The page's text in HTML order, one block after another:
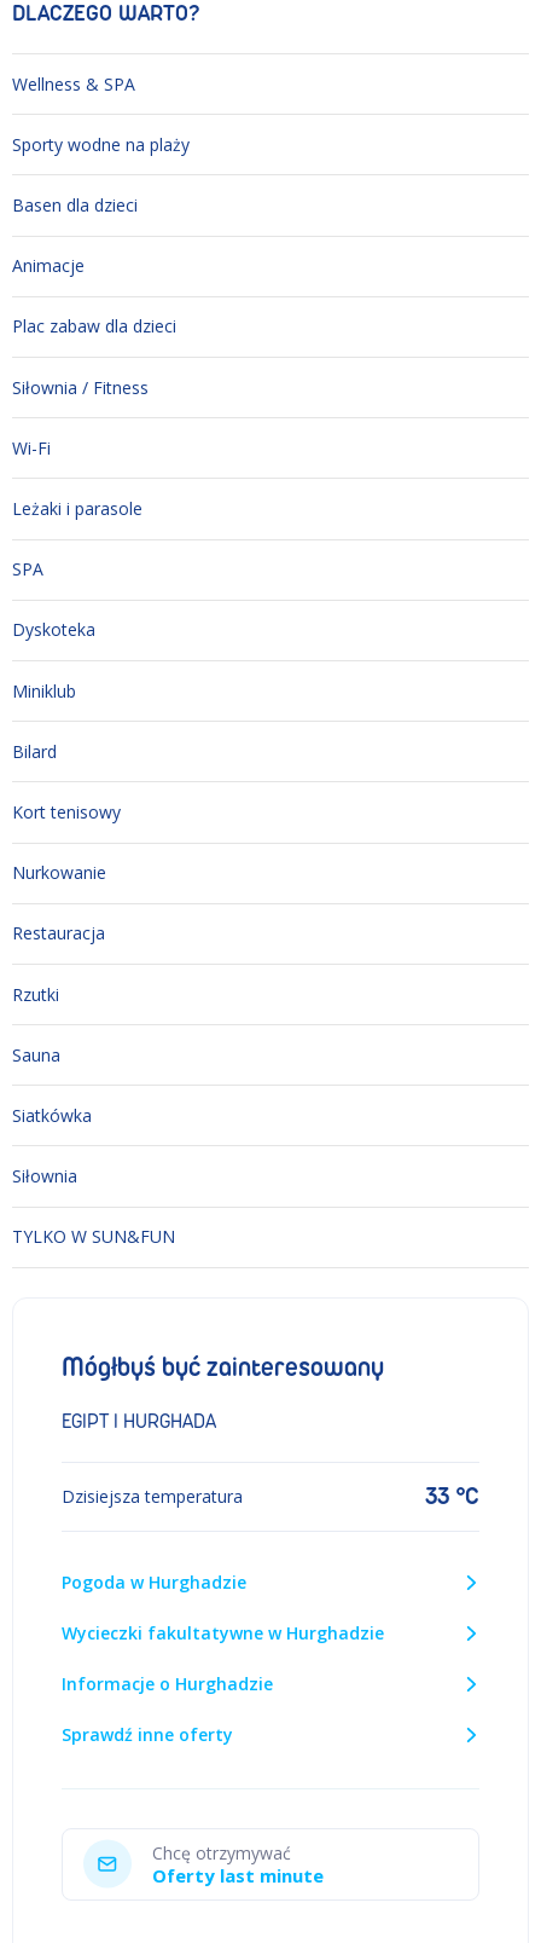
DLACZEGO WARTO?
Wellness & SPA
Sporty wodne na plaży
Basen dla dzieci
Animacje
Plac zabaw dla dzieci
Siłownia / Fitness
Wi-Fi
Leżaki i parasole
SPA
Dyskoteka
Miniklub
Bilard
Kort tenisowy
Nurkowanie
Restauracja
Rzutki
Sauna
Siatkówka
Siłownia
TYLKO W SUN&FUN
Mógłbyś być zainteresowany
EGIPT I HURGHADA
Dzisiejsza temperatura 33 °C
Pogoda w Hurghadzie
Wycieczki fakultatywne w Hurghadzie
Informacje o Hurghadzie
Sprawdź inne oferty
Chcę otrzymywać
Oferty last minute